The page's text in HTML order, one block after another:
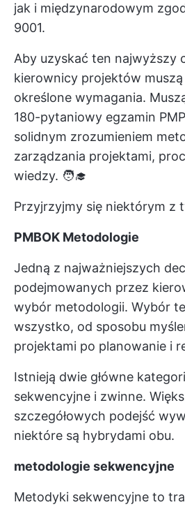
jak i międzynarodowym
9001.
Aby uzyskać ten najwyższy
kierownicy projektów muszą
określone wymagania.
180-pytaniowy egzamin
solidnym zrozumieniem
zarządzania projektami,
wiedzy. 🧑‍🎓
Przyjrzyjmy się niektórym z
PMBOK Metodologie
Jedną z najważniejszych
podejmowanych przez
wybór metodologii. Wybór
wszystko, od sposobu
projektami po planowanie i
Istnieją dwie główne
sekwencyjne i zwinne.
szczegółowych podejść
niektóre są hybrydami obu.
metodologie sekwencyjne
Metodyki sekwencyjne to